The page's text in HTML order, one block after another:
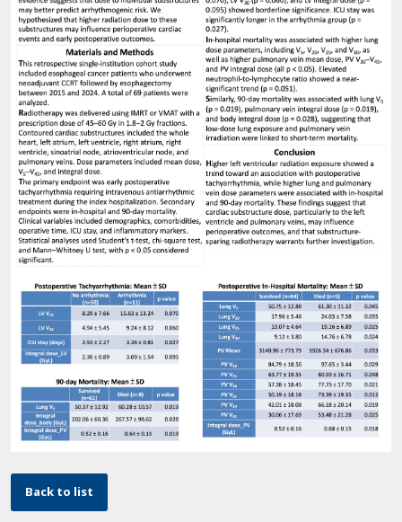
Back to list